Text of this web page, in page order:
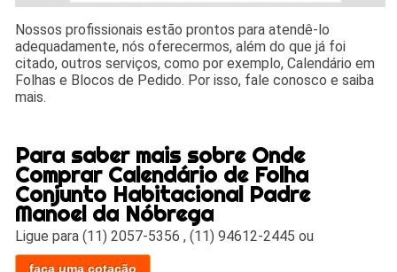
Nossos profissionais estão prontos para atendê-lo
adequadamente, nós oferecermos, além do que já foi
citado, outros serviços, como por exemplo, Calendário em
Folhas e Blocos de Pedido. Por isso, fale conosco e saiba
mais.
Para saber mais sobre Onde
Comprar Calendário de Folha
Conjunto Habitacional Padre
Manoel da Nóbrega
Ligue para(11) 2057-5356 ,(11) 94612-2445 ou
faça uma cotação